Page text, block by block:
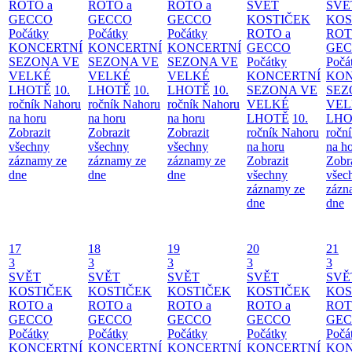
ROTO a
GECCO
Počátky
KONCERTNÍ
SEZONA VE
VELKÉ
LHOTĚ 10.
ročník Nahoru
na horu
Zobrazit
všechny
záznamy ze
dne
ROTO a
GECCO
Počátky
KONCERTNÍ
SEZONA VE
VELKÉ
LHOTĚ 10.
ročník Nahoru
na horu
Zobrazit
všechny
záznamy ze
dne
ROTO a
GECCO
Počátky
KONCERTNÍ
SEZONA VE
VELKÉ
LHOTĚ 10.
ročník Nahoru
na horu
Zobrazit
všechny
záznamy ze
dne
SVĚT
KOSTIČEK
ROTO a
GECCO
Počátky
KONCERTNÍ
SEZONA VE
VELKÉ
LHOTĚ 10.
ročník Nahoru
na horu
Zobrazit
všechny
záznamy ze
dne
na
dne
17
3
SVĚT
KOSTIČEK
ROTO a
GECCO
Počátky
KONCERTNÍ
18
3
SVĚT
KOSTIČEK
ROTO a
GECCO
Počátky
KONCERTNÍ
19
3
SVĚT
KOSTIČEK
ROTO a
GECCO
Počátky
KONCERTNÍ
20
3
SVĚT
KOSTIČEK
ROTO a
GECCO
Počátky
KONCERTNÍ
21
3